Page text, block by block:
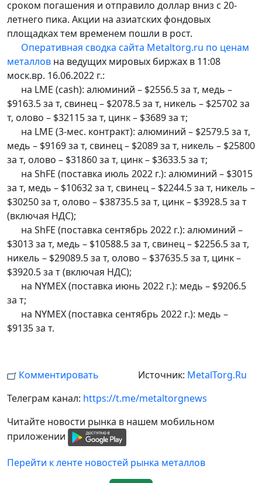
сроком погашения и отправило доллар вниз с 20-
летнего пика. Акции на азиатских фондовых
площадках тем временем пошли в рост.
Оперативная сводка сайта Metaltorg.ru по ценам
металлов на ведущих мировых биржах в 11:08
моск.вр. 16.06.2022 г.:
на LME (cash): алюминий – $2556.5 за т, медь –
$9163.5 за т, свинец – $2078.5 за т, никель – $25702 за
т, олово – $32115 за т, цинк – $3689 за т;
на LME (3-мес. контракт): алюминий – $2579.5 за т,
медь – $9169 за т, свинец – $2089 за т, никель – $25800
за т, олово – $31860 за т, цинк – $3633.5 за т;
на ShFE (поставка июль 2022 г.): алюминий – $3015
за т, медь – $10632 за т, свинец – $2244.5 за т, никель –
$30250 за т, олово – $38735.5 за т, цинк – $3928.5 за т
(включая НДС);
на ShFE (поставка сентябрь 2022 г.): алюминий –
$3013 за т, медь – $10588.5 за т, свинец – $2256.5 за т,
никель – $29089.5 за т, олово – $37635.5 за т, цинк –
$3920.5 за т (включая НДС);
на NYMEX (поставка июнь 2022 г.): медь – $9206.5
за т;
на NYMEX (поставка сентябрь 2022 г.): медь –
$9135 за т.
Комментировать Источник: MetalTorg.Ru
Телеграм канал: https://t.me/metaltorgnews
Читайте новости рынка в нашем мобильном
приложении
Перейти к ленте новостей рынка металлов